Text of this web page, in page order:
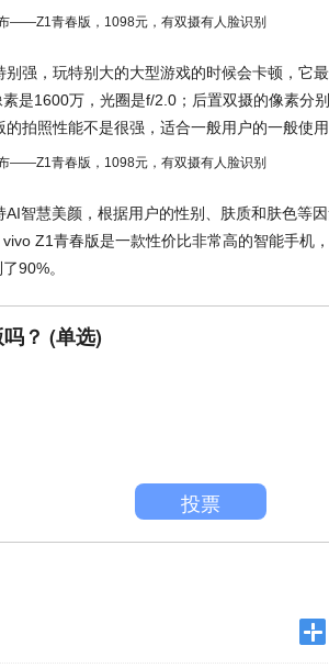
强，玩特别大的大型游戏的时候会卡顿，它
是1600万，光圈是f/2.0；后置双摄的像素分
拍照性能不是很强，适合一般用户的一般使用
智慧美颜，根据用户的性别、肤质和肤色等
Z1青春版是一款性价比非常高的智能手机
90%。
？ (单选)
投票